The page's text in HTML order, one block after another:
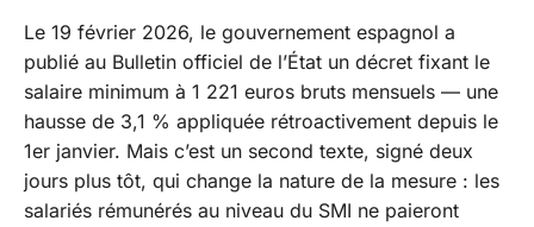
Le 19 février 2026, le gouvernement espagnol a
publié au Bulletin officiel de l’État un décret fixant le
salaire minimum à 1 221 euros bruts mensuels — une
hausse de 3,1 % appliquée rétroactivement depuis le
1er janvier. Mais c’est un second texte, signé deux
jours plus tôt, qui change la nature de la mesure : les
salariés rémunérés au niveau du SMI ne paieront